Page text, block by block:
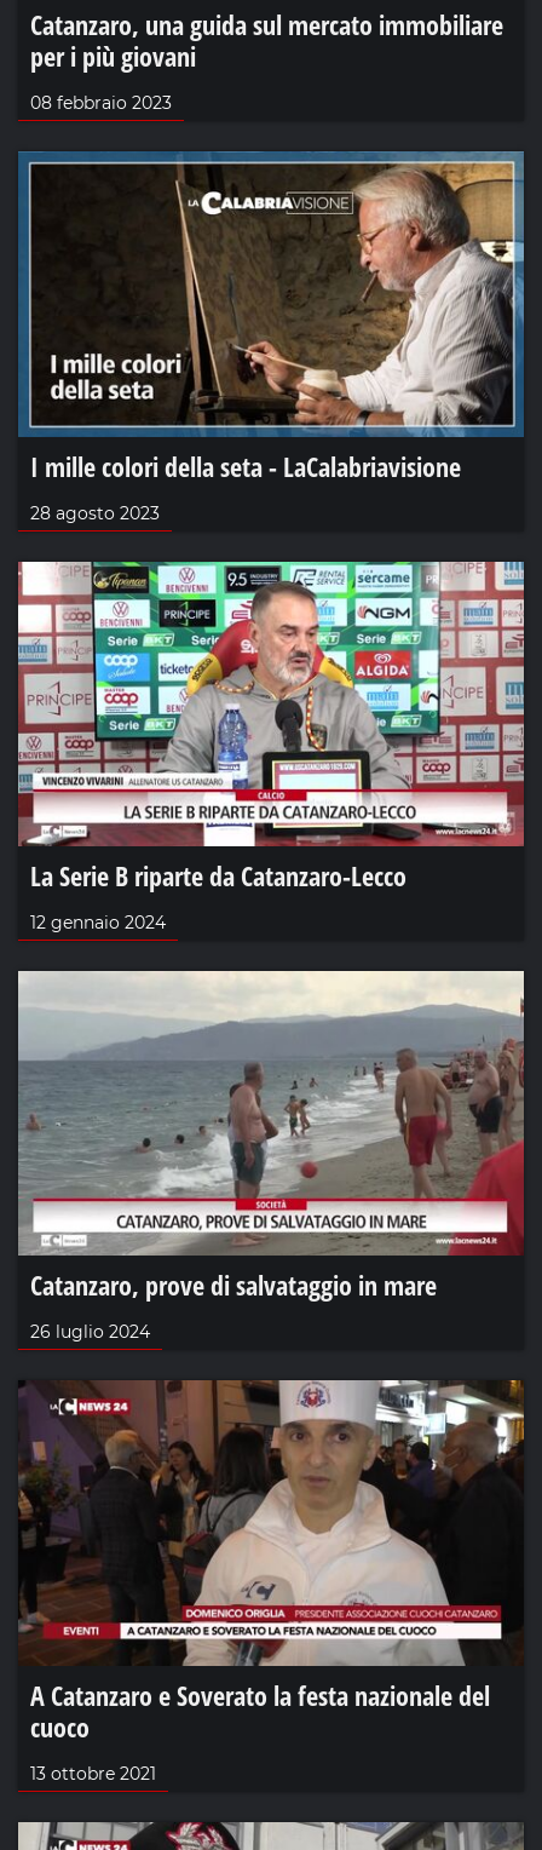
Catanzaro, una guida sul mercato immobiliare
per i più giovani
08 febbraio 2023
I mille colori della seta - LaCalabriavisione
28 agosto 2023
La Serie B riparte da Catanzaro-Lecco
12 gennaio 2024
Catanzaro, prove di salvataggio in mare
26 luglio 2024
A Catanzaro e Soverato la festa nazionale del
cuoco
13 ottobre 2021